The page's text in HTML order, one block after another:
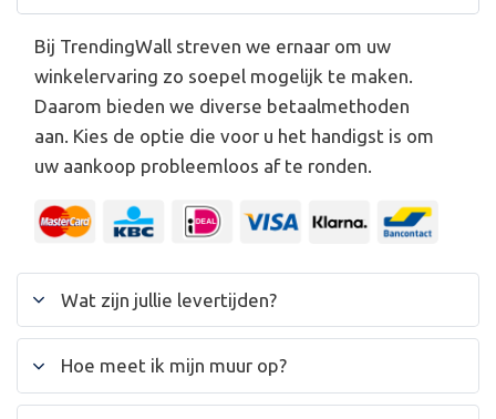
Bij TrendingWall streven we ernaar om uw
winkelervaring zo soepel mogelijk te maken.
Daarom bieden we diverse betaalmethoden
aan. Kies de optie die voor u het handigst is om
uw aankoop probleemloos af te ronden.
Wat zijn jullie levertijden?
Hoe meet ik mijn muur op?